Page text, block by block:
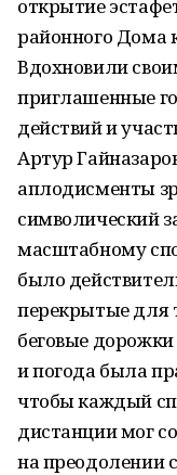
открытие
районного Дома
Вдохновили
приглашенные
действий и
Артур
аплодисменты
символический
масштабному
было
перекрытые для
беговые
и погода была
чтобы каждый
дистанции мог
на преодолении